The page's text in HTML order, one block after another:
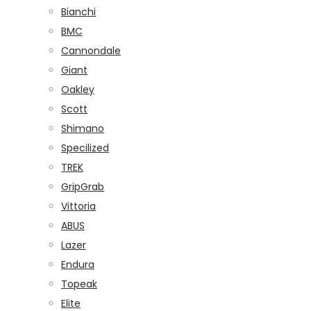
Bianchi
BMC
Cannondale
Giant
Oakley
Scott
Shimano
Specilized
TREK
GripGrab
Vittoria
ABUS
Lazer
Endura
Topeak
Elite